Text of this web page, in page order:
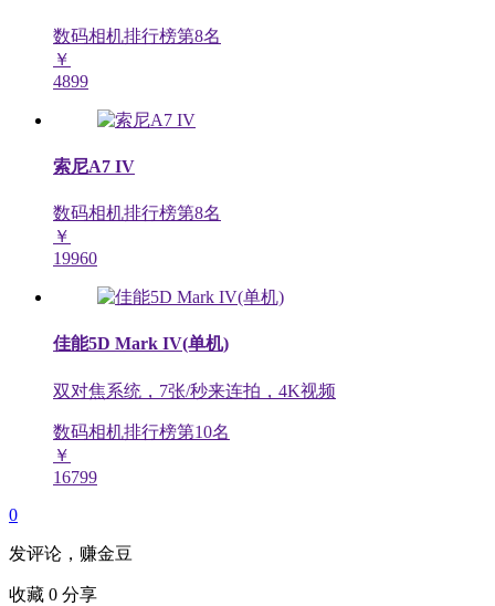
数码相机排行榜第8名
￥
4899
索尼A7 IV
数码相机排行榜第8名
￥
19960
佳能5D Mark IV(单机)
双对焦系统，7张/秒来连拍，4K视频
数码相机排行榜第10名
￥
16799
0
发评论，赚金豆
收藏 0 分享